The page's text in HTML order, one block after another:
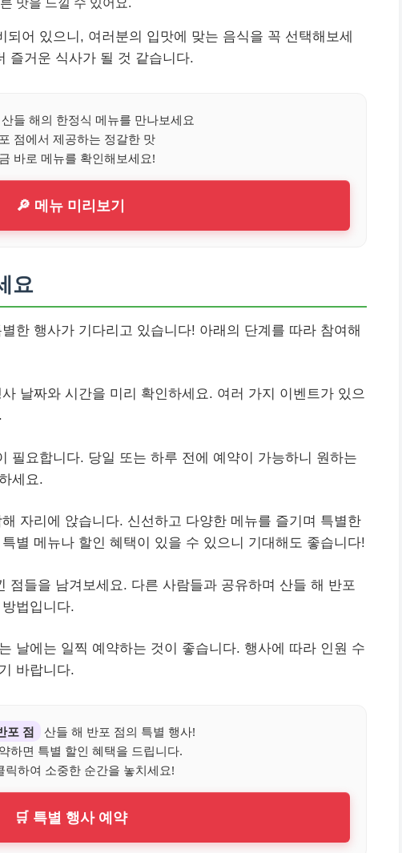
어 있으니, 여러분의 입맛에 맞는 음식을 꼭 선택해보세
즐거운 식사가 될 것 같습니다.
산들 해의 한정식 메뉴를 만나보세요
점에서 제공하는 정갈한 맛
바로 메뉴를 확인해보세요!
🔎 메뉴 미리보기
요
한 행사가 기다리고 있습니다! 아래의 단계를 따라 참여해
날짜와 시간을 미리 확인하세요. 여러 가지 이벤트가 있으
필요합니다. 당일 또는 하루 전에 예약이 가능하니 원하는
세요.
자리에 앉습니다. 신선하고 다양한 메뉴를 즐기며 특별한
별 메뉴나 할인 혜택이 있을 수 있으니 기대해도 좋습니다!
점들을 남겨보세요. 다른 사람들과 공유하며 산들 해 반포
법입니다.
날에는 일찍 예약하는 것이 좋습니다. 행사에 따라 인원 수
바랍니다.
포 점
산들 해 반포 점의 특별 행사!
하면 특별 할인 혜택을 드립니다.
릭하여 소중한 순간을 놓치세요!
🛒 특별 행사 예약